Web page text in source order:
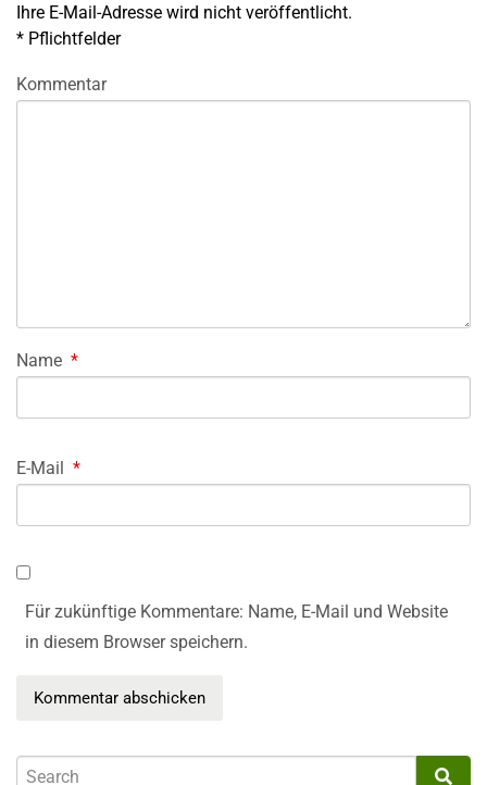
Ihre E-Mail-Adresse wird nicht veröffentlicht.
* Pflichtfelder
Kommentar
Name *
E-Mail *
Für zukünftige Kommentare: Name, E-Mail und Website
in diesem Browser speichern.